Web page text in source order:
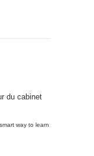
du cabinet
way to learn